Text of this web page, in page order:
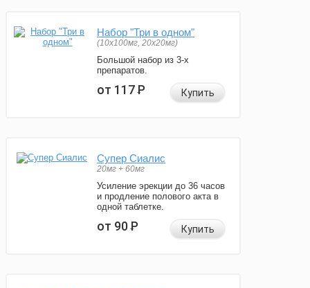
Набор "Три в одном"
(10x100мг, 20x20мг)
Большой набор из 3-х
препаратов.
от 117Р Купить
Супер Сиалис
20мг + 60мг
Усиление эрекции до 36 часов
и продление полового акта в
одной таблетке.
от 90Р Купить